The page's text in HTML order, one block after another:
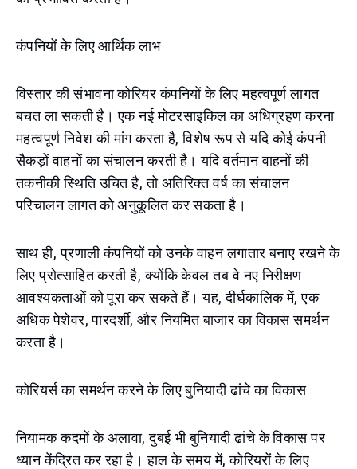
कंपनियों के लिए आर्थिक लाभ
विस्तार की संभावना कोरियर कंपनियों के लिए महत्वपूर्ण लागत
बचत ला सकती है। एक नई मोटरसाइकिल का अधिग्रहण करना
महत्वपूर्ण निवेश की मांग करता है, विशेष रूप से यदि कोई कंपनी
सैकड़ों वाहनों का संचालन करती है। यदि वर्तमान वाहनों की
तकनीकी स्थिति उचित है, तो अतिरिक्त वर्ष का संचालन
परिचालन लागत को अनुकूलित कर सकता है।
साथ ही, प्रणाली कंपनियों को उनके वाहन लगातार बनाए रखने के
लिए प्रोत्साहित करती है, क्योंकि केवल तब वे नए निरीक्षण
आवश्यकताओं को पूरा कर सकते हैं। यह, दीर्घकालिक में, एक
अधिक पेशेवर, पारदर्शी, और नियमित बाजार का विकास समर्थन
करता है।
कोरियर्स का समर्थन करने के लिए बुनियादी ढांचे का विकास
नियामक कदमों के अलावा, दुबई भी बुनियादी ढांचे के विकास पर
ध्यान केंद्रित कर रहा है। हाल के समय में, कोरियरों के लिए